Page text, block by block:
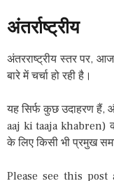
अंतर्राष्ट्रीय
अंतरराष्ट्रीय स्तर पर,
बारे में चर्चा हो रही है।
यह सिर्फ कुछ उदाहरण हैं,
aaj ki taaja khabren)
के लिए किसी भी प्रमुख
Please see this